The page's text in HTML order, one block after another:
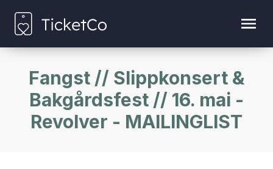
Fangst // Slippkonsert &
Bakgårdsfest // 16. mai -
Revolver - MAILINGLIST